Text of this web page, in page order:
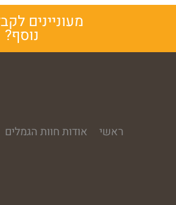
מעוניינים
נוסף?
ראשי אודות חוות הגמלים